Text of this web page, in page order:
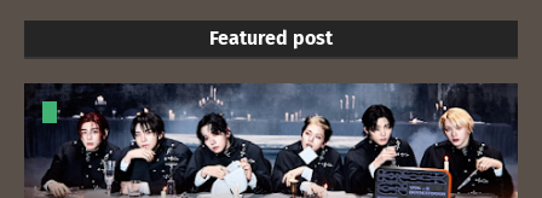
Featured post